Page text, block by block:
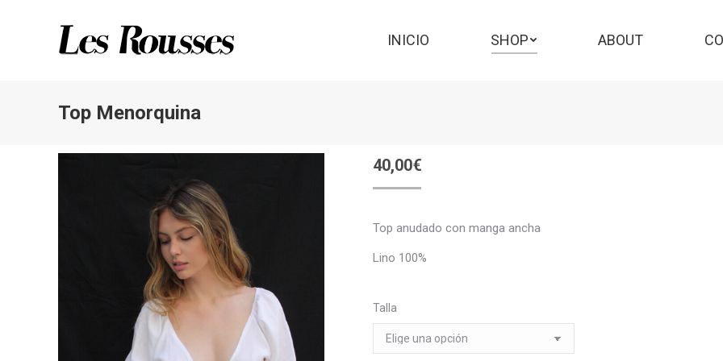
INICIO SHOP ABOUT
Top Menorquina
40,00€
Top anudado con manga ancha
Lino 100%
Talla